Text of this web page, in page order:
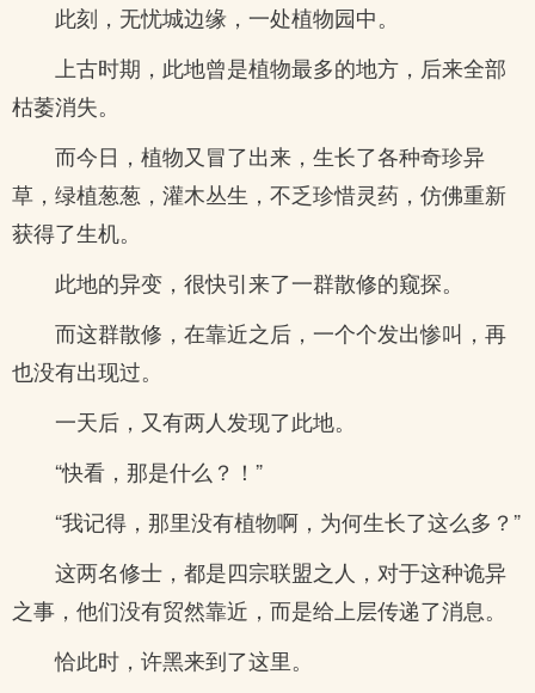
此刻，无忧城边缘，一处植物园中。
上古时期，此地曾是植物最多的地方，后来全部
枯萎消失。
而今日，植物又冒了出来，生长了各种奇珍异
草，绿植葱葱，灌木丛生，不乏珍惜灵药，仿佛重新
获得了生机。
此地的异变，很快引来了一群散修的窥探。
而这群散修，在靠近之后，一个个发出惨叫，再
也没有出现过。
一天后，又有两人发现了此地。
“快看，那是什么？！”
“我记得，那里没有植物啊，为何生长了这么多？”
这两名修士，都是四宗联盟之人，对于这种诡异
之事，他们没有贸然靠近，而是给上层传递了消息。
恰此时，许黑来到了这里。